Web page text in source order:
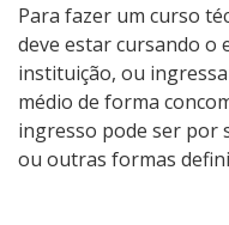
Processo de
Resultados
Para fazer um curso
deve estar cursando o
instituição, ou
médio de forma
ingresso pode ser por
ou outras formas